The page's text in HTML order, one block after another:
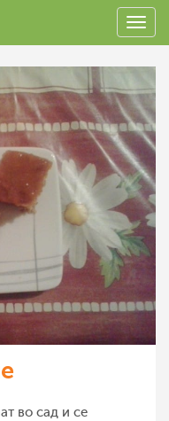
во сад и се